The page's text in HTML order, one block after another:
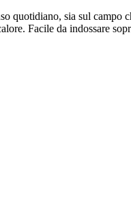
quotidiano, sia sul
Facile da indossare